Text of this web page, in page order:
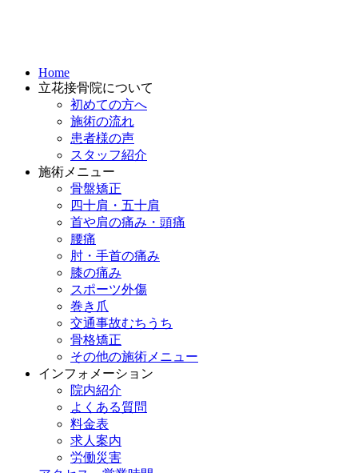
Home
立花接骨院について
初めての方へ
施術の流れ
患者様の声
スタッフ紹介
施術メニュー
骨盤矯正
四十肩・五十肩
首や肩の痛み・頭痛
腰痛
肘・手首の痛み
膝の痛み
スポーツ外傷
巻き爪
交通事故むちうち
骨格矯正
その他の施術メニュー
インフォメーション
院内紹介
よくある質問
料金表
求人案内
労働災害